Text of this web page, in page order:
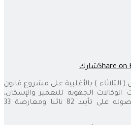
Share onشارك
) بالأغلبية على مشروع قانون
بإحداث الوكالات الجهوية للتعمير والإسكان،
خلال جلسة تشريعية، بحصوله على تأييد 82 نائبا ومعارضة 33